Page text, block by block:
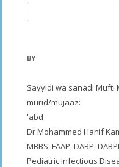
for:
BY
Sayyidi wa sanadi Mufti
murid/mujaaz:
'abd
Dr Mohammed Hanif
MBBS, FAAP, DABP,
Pediatric Infectious